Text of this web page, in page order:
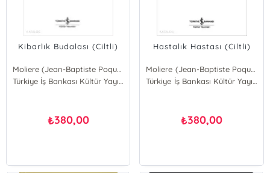
Kibarlık Budalası (Ciltli)
Moliere (Jean-Baptiste Poquelin)
Türkiye İş Bankası Kültür Yayınları
₺380,00
Hastalık Hastası (Ciltli)
Moliere (Jean-Baptiste Poquelin)
Türkiye İş Bankası Kültür Yayınları
₺380,00